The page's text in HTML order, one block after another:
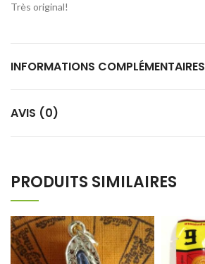
Très original!
INFORMATIONS COMPLÉMENTAIRES
AVIS (0)
PRODUITS SIMILAIRES